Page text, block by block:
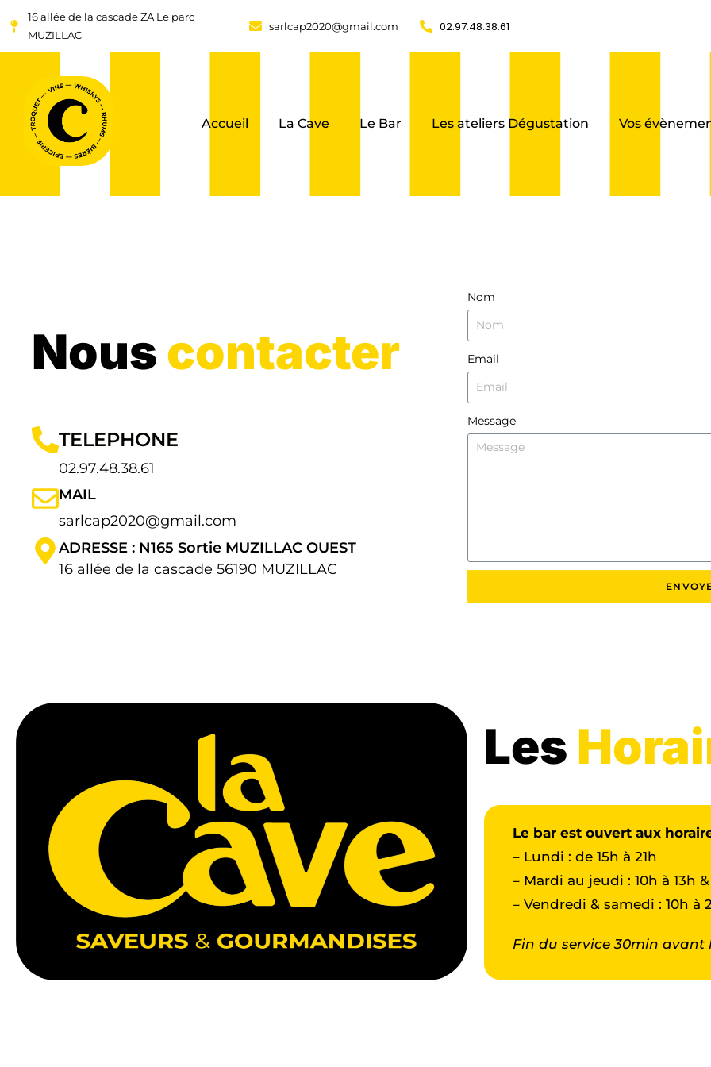
16 allée de la cascade ZA Le parc
MUZILLAC
sarlcap2020@gmail.com 02.97.48.38.61
Accueil La Cave Le Bar Les ateliers Dégustation Vos
Nouscontacter
TELEPHONE
02.97.48.38.61
MAIL
sarlcap2020@gmail.com
ADRESSE : N165 Sortie MUZILLAC OUEST
16 allée de la cascade 56190 MUZILLAC
Nom
Email
Message
Les
Le bar est ouvert aux
– Lundi : de 15h à 21h
– Mardi au jeudi : 10h à 13h &
– Vendredi & samedi : 10h à
Fin du service 30min avant